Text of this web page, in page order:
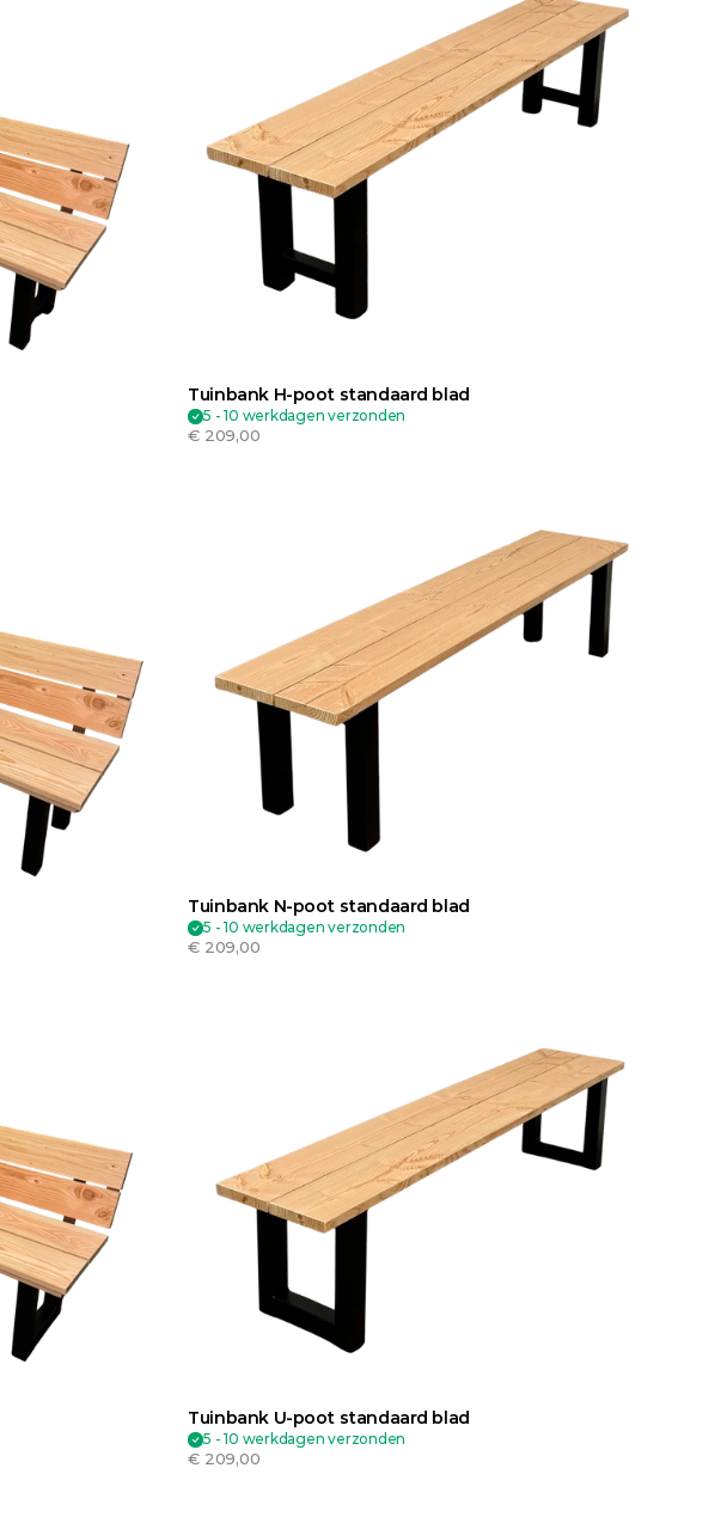
Tuinbank H-poot standaard blad
5 - 10 werkdagen verzonden
€ 209,00
Tuinbank N-poot standaard blad
5 - 10 werkdagen verzonden
€ 209,00
Tuinbank U-poot standaard blad
5 - 10 werkdagen verzonden
€ 209,00